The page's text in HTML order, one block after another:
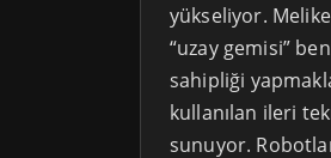
yükseliyor.
“uzay gemisi”
sahipliği
kullanılan ileri
sunuyor.